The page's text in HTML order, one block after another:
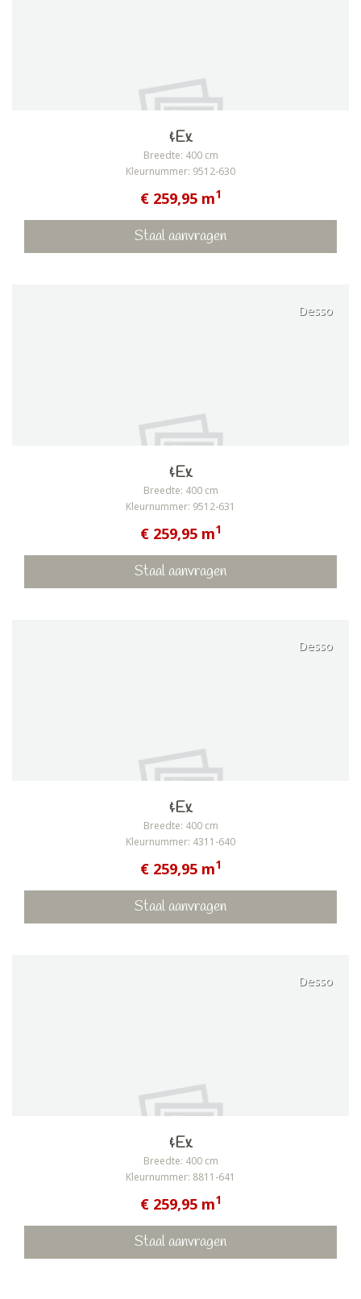
&Ex
Breedte: 400 cm
Kleurnummer: 9512-630
€ 259,95 m1
Staal aanvragen
Desso
&Ex
Breedte: 400 cm
Kleurnummer: 9512-631
€ 259,95 m1
Staal aanvragen
Desso
&Ex
Breedte: 400 cm
Kleurnummer: 4311-640
€ 259,95 m1
Staal aanvragen
Desso
&Ex
Breedte: 400 cm
Kleurnummer: 8811-641
€ 259,95 m1
Staal aanvragen